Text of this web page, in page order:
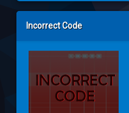
Incorrect Code